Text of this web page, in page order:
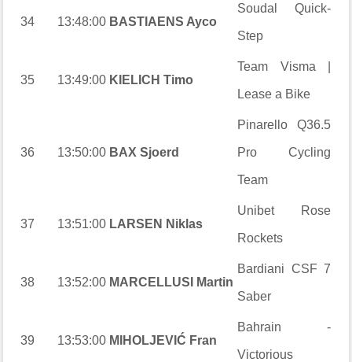
34 13:48:00 BASTIAENS Ayco
Soudal Quick-
Step
35 13:49:00 KIELICH Timo
Team Visma |
Lease a Bike
36 13:50:00 BAX Sjoerd
Pinarello Q36.5
Pro Cycling
Team
37 13:51:00 LARSEN Niklas
Unibet Rose
Rockets
38 13:52:00 MARCELLUSI Martin
Bardiani CSF 7
Saber
39 13:53:00 MIHOLJEVIĆ Fran
Bahrain -
Victorious